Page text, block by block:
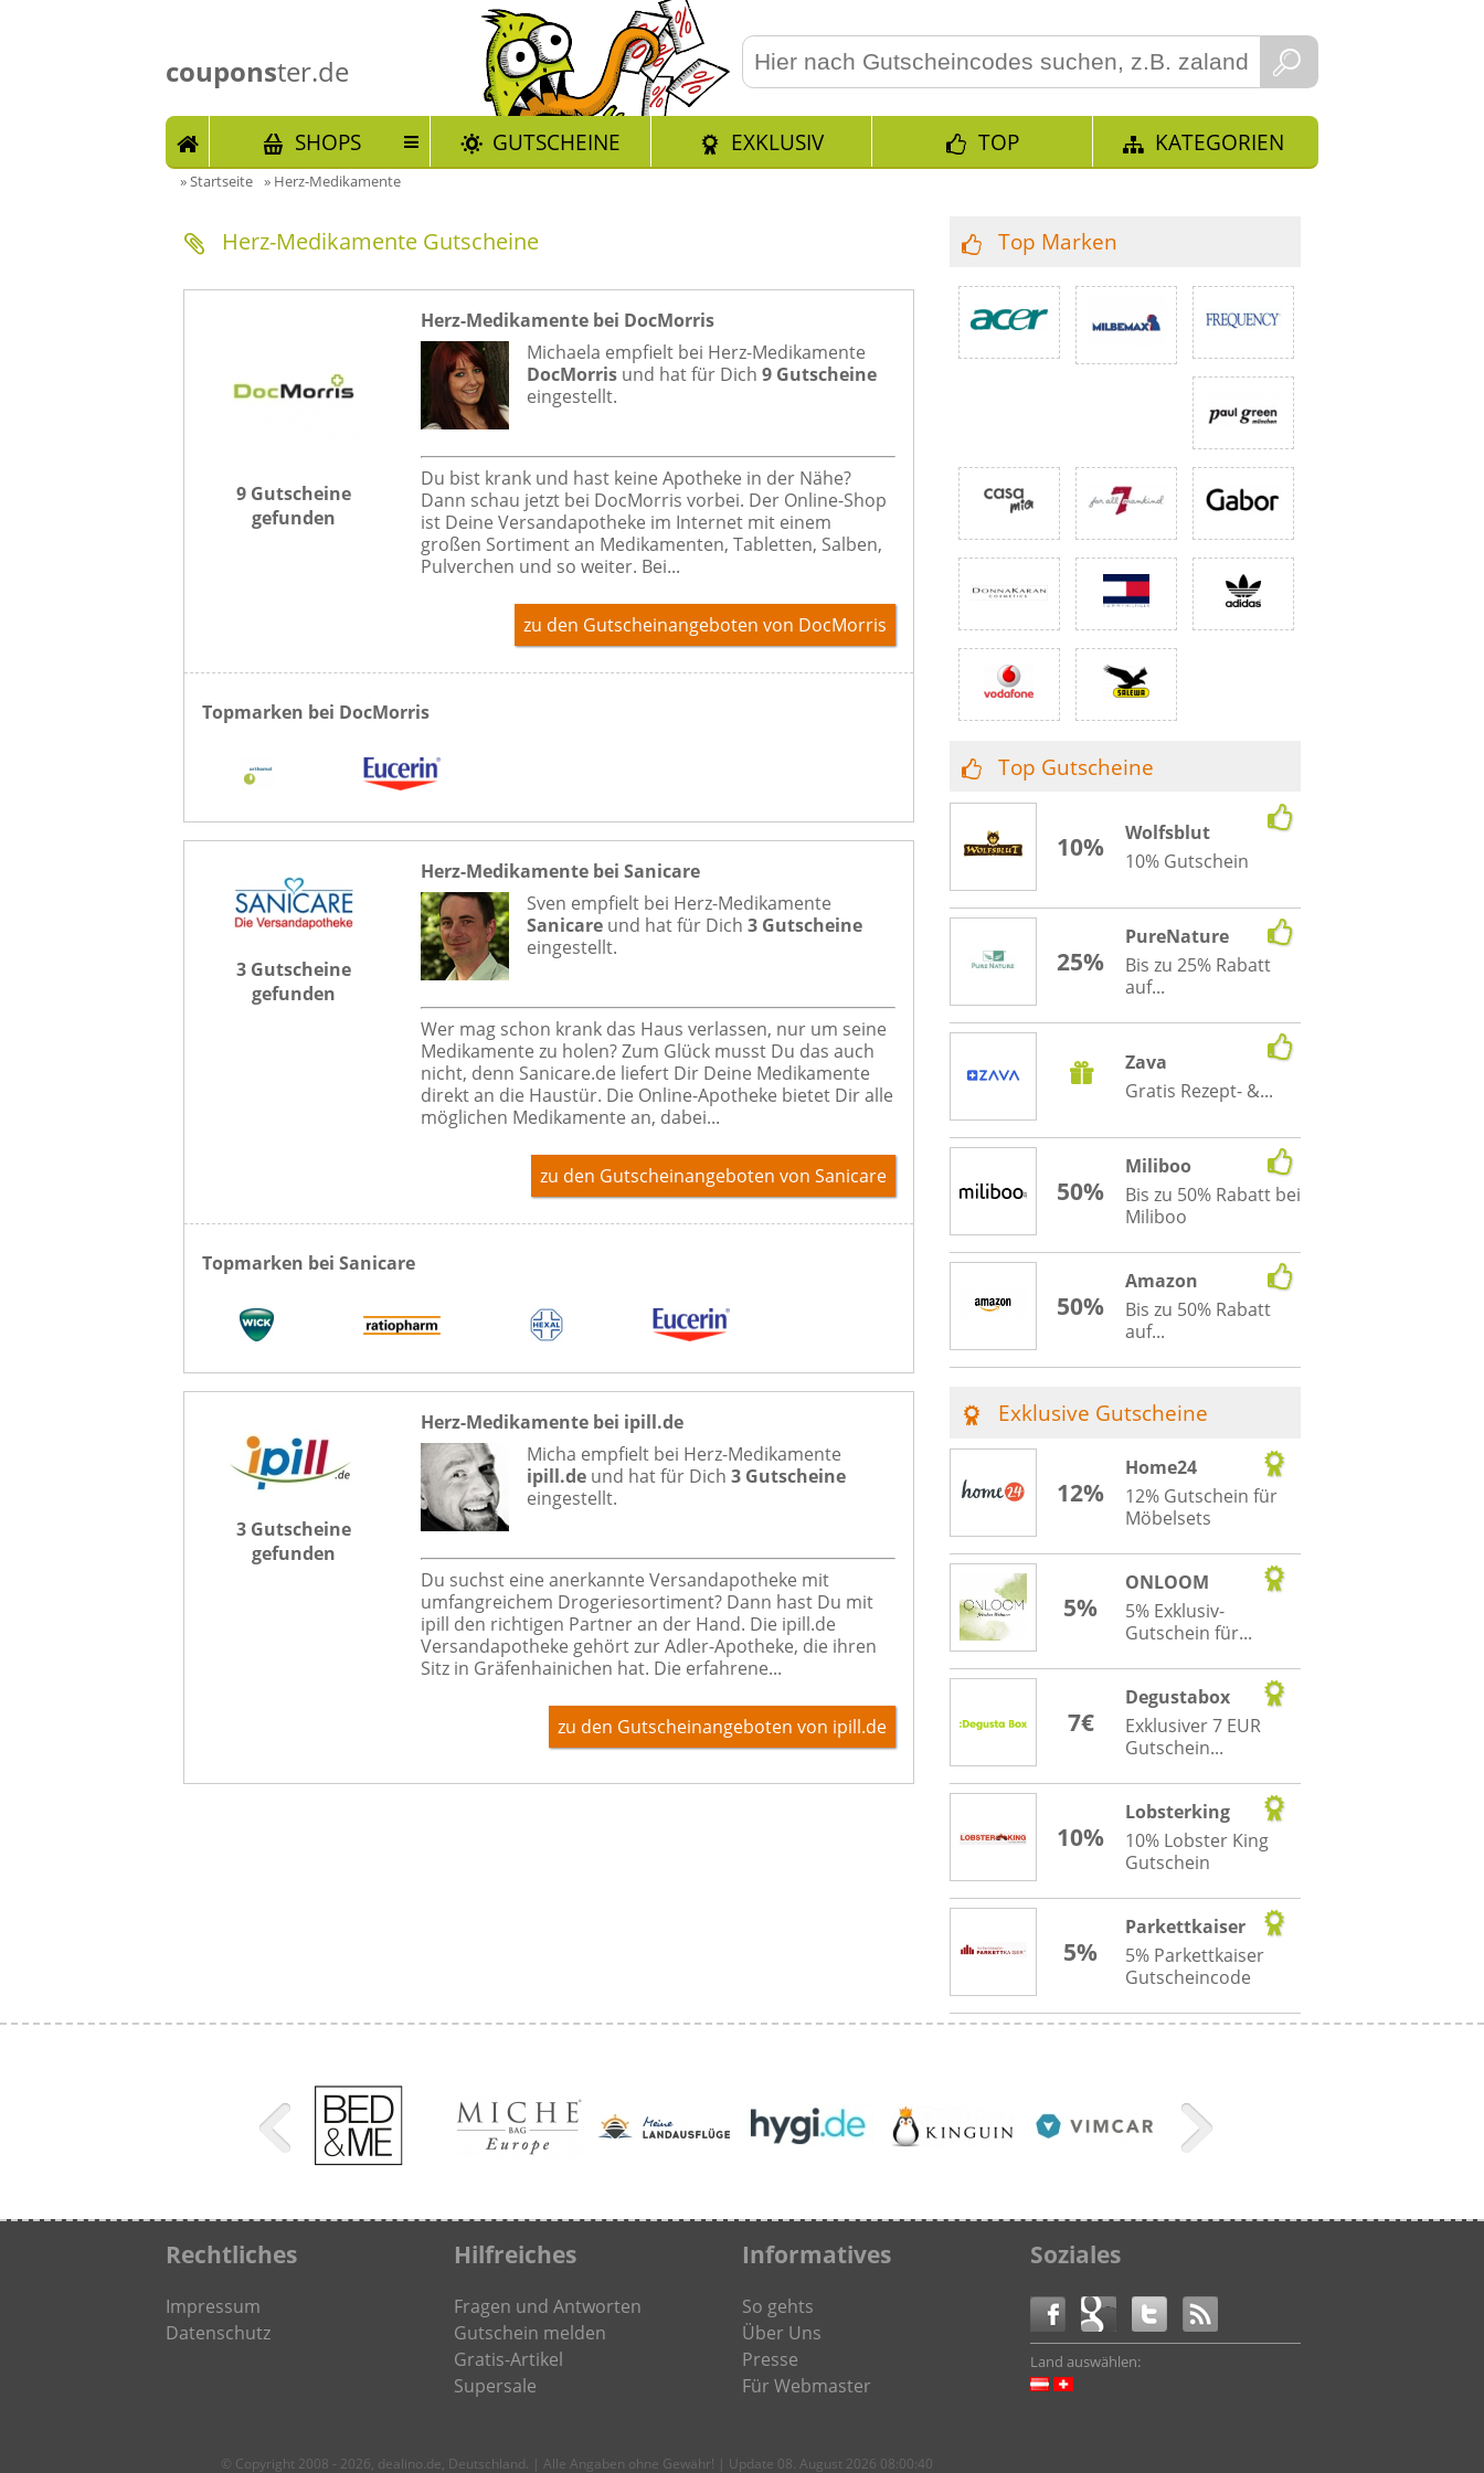
couponster.de
START SHOPS GUTSCHEINE EXKLUSIV TOP KATEGORIEN
»Startseite » Herz-Medikamente
Herz-Medikamente Gutscheine
9 Gutscheine
gefunden
Herz-Medikamente bei DocMorris
Michaela empfielt bei Herz-Medikamente
DocMorrisund hat für Dich 9 Gutscheine
eingestellt.
Du bist krank und hast keine Apotheke in der Nähe?
Dann schau jetzt bei DocMorris vorbei. Der Online-Shop
ist Deine Versandapotheke im Internet mit einem
großen Sortiment an Medikamenten, Tabletten, Salben,
Pulverchen und so weiter. Bei...
zu den Gutscheinangeboten von DocMorris
Topmarken bei DocMorris
3 Gutscheine
gefunden
Herz-Medikamente bei Sanicare
Sven empfielt bei Herz-Medikamente
Sanicareund hat für Dich 3 Gutscheine
eingestellt.
Wer mag schon krank das Haus verlassen, nur um seine
Medikamente zu holen? Zum Glück musst Du das auch
nicht, denn Sanicare.de liefert Dir Deine Medikamente
direkt an die Haustür. Die Online-Apotheke bietet Dir alle
möglichen Medikamente an, dabei...
zu den Gutscheinangeboten von Sanicare
Topmarken bei Sanicare
3 Gutscheine
gefunden
Herz-Medikamente bei ipill.de
Micha empfielt bei Herz-Medikamente
ipill.deund hat für Dich 3 Gutscheine
eingestellt.
Du suchst eine anerkannte Versandapotheke mit
umfangreichem Drogeriesortiment? Dann hast Du mit
ipill den richtigen Partner an der Hand. Die ipill.de
Versandapotheke gehört zur Adler-Apotheke, die ihren
Sitz in Gräfenhainichen hat. Die erfahrene...
zu den Gutscheinangeboten von ipill.de
Top Marken
Top Gutscheine
10%
Wolfsblut
10% Gutschein
25%
PureNature
Bis zu 25% Rabatt
auf...
Zava
Gratis Rezept- &...
50%
Miliboo
Bis zu 50% Rabatt bei
Miliboo
50%
Amazon
Bis zu 50% Rabatt
auf...
Exklusive Gutscheine
12%
Home24
12% Gutschein für
Möbelsets
5%
ONLOOM
5% Exklusiv-
Gutschein für...
7€
Degustabox
Exklusiver 7 EUR
Gutschein...
10%
Lobsterking
10% Lobster King
Gutschein
5%
Parkettkaiser
5% Parkettkaiser
Gutscheincode
Rechtliches
Impressum
Datenschutz
Hilfreiches
Fragen und Antworten
Gutschein melden
Gratis-Artikel
Supersale
Informatives
So gehts
Über Uns
Presse
Für Webmaster
Soziales
Land auswählen:
© Copyright 2008 - 2026, dealino.de, Deutschland. | Alle Angaben ohne Gewähr! | Update 08. August 2026 08:00:40